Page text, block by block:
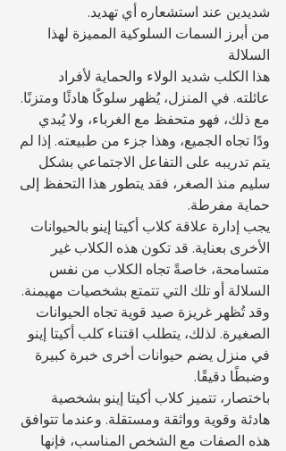
شديدين عند استشعاره أي تهديد.
من أبرز السمات السلوكية المميزة لهذا
السلالة
هذا الكلب شديد الولاء والحماية لأفراد
عائلته. في المنزل، يُظهر سلوكًا هادئًا ومتزنًا.
مع ذلك، فهو متحفظ مع الغرباء، ولا يُبدي
ودًا تجاه الجميع، وهذا جزء من طبيعته. إذا لم
يتم تدريبه على التفاعل الاجتماعي بشكل
سليم منذ الصغر، فقد يتطور هذا التحفظ إلى
حماية مفرطة.
يجب إدارة علاقة كلاب أكيتا إينو بالحيوانات
الأخرى بعناية. قد تكون هذه الكلاب غير
متسامحة، خاصةً تجاه الكلاب من نفس
السلالة أو تلك التي تتمتع بشخصيات مهيمنة.
وقد تُظهر غريزة صيد قوية تجاه الحيوانات
الصغيرة. لذلك، يتطلب اقتناء كلب أكيتا إينو
في منزل يضم حيوانات أخرى خبرة كبيرة
وضبطًا دقيقًا.
باختصار، تتميز كلاب أكيتا إينو بشخصية
هادئة وقوية وواثقة ومستقلة. وعندما تتوافق
هذه الصفات مع الشخص المناسب، فإنها